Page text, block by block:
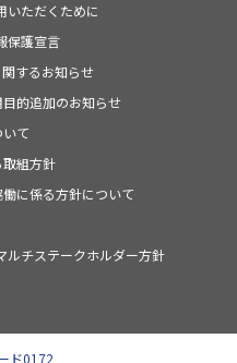
いただくために
保護宣言
するお知らせ
的追加のお知らせ
て
取組方針
に係る方針について
ルチステークホルダー方針
ド0172